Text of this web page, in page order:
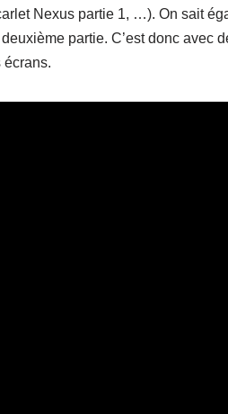
Nexus partie 1, …). On sait
partie. C’est donc avec
écrans.